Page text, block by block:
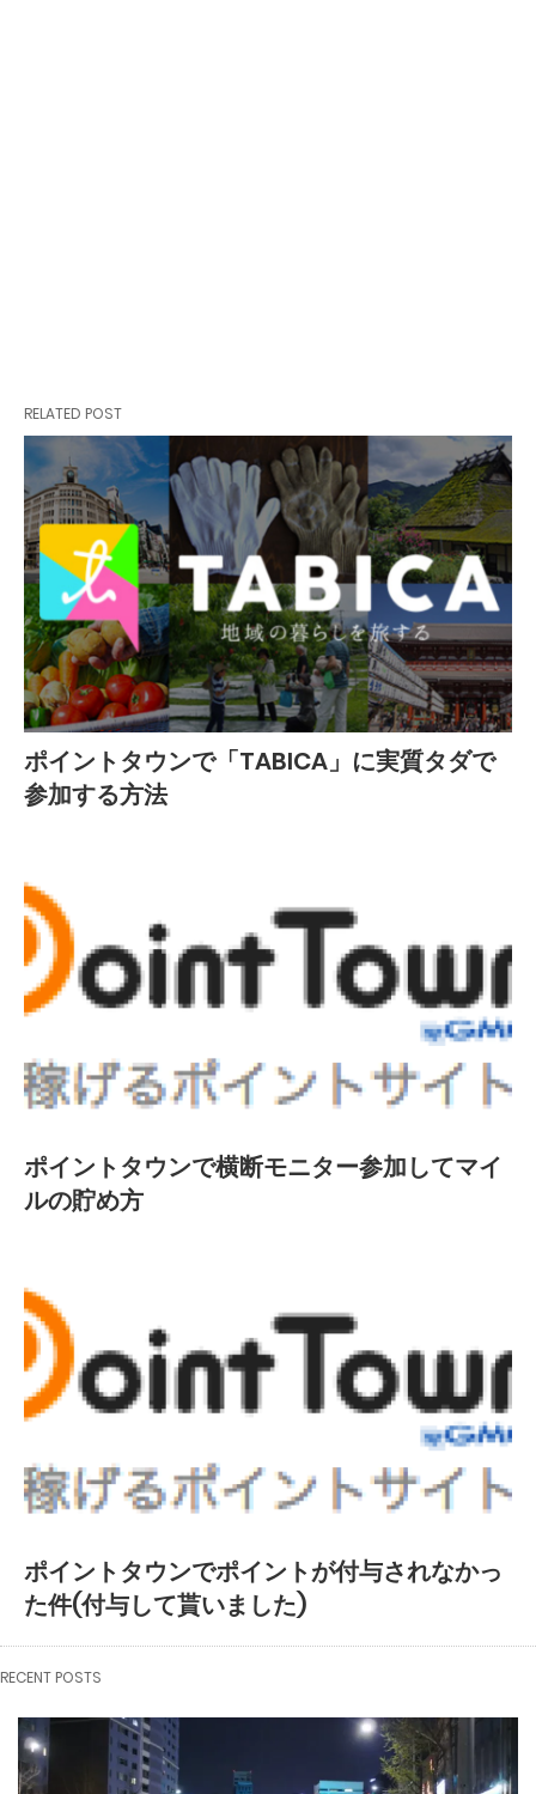
RELATED POST
ポイントタウンで「TABICA」に実質タダで
参加する方法
ポイントタウンで横断モニター参加してマイ
ルの貯め方
ポイントタウンでポイントが付与されなかっ
た件(付与して貰いました)
RECENT POSTS